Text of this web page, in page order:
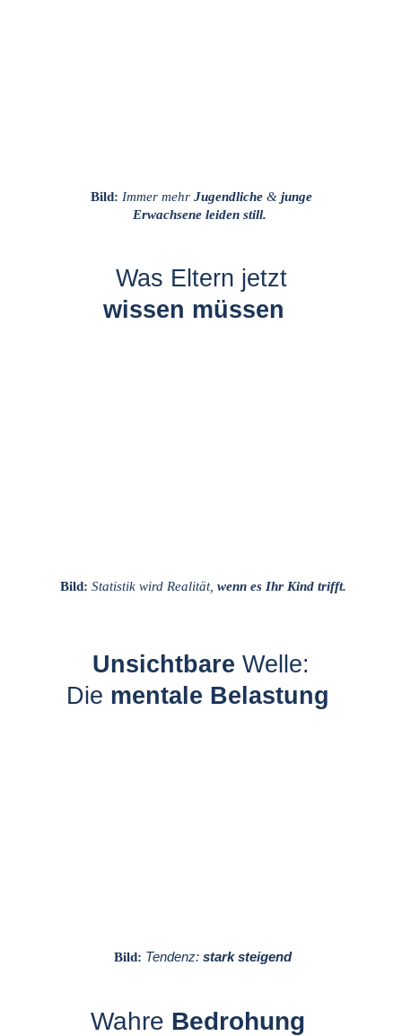
Bild: Immer mehr Jugendliche & junge
Erwachsene leiden still.
Bild: Tendenz: stark steigend
Bild: Statistik wird Realität, wenn es Ihr Kind trifft.
Was Eltern jetzt
wissen müssen
Unsichtbare Welle:
Die mentale Belastung
Wahre Bedrohung